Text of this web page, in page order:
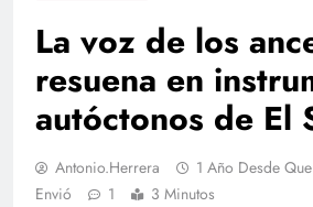
La voz de los
resuena en
autóctonos de El
Antonio.herrera
1 Año Desde
Envió
1 3 Minutos